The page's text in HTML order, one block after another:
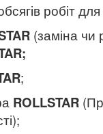
робіт для
(заміна чи
;
ROLLSTAR